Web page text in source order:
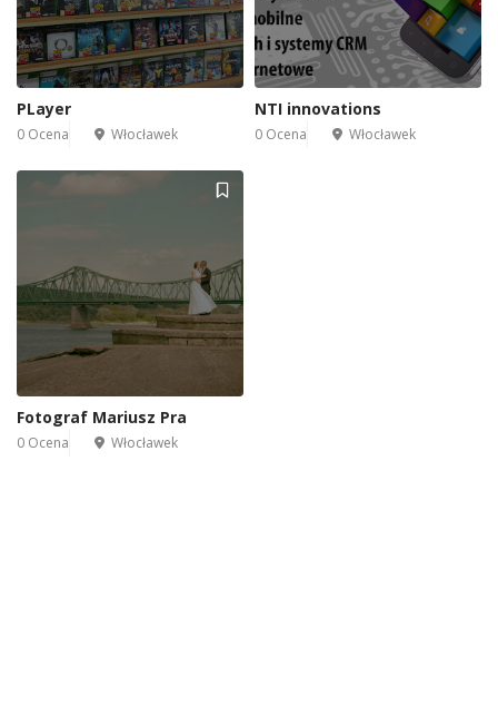
PLayer
0 Ocena Włocławek
NTI innovations
0 Ocena Włocławek
Fotograf Mariusz Pra
0 Ocena Włocławek